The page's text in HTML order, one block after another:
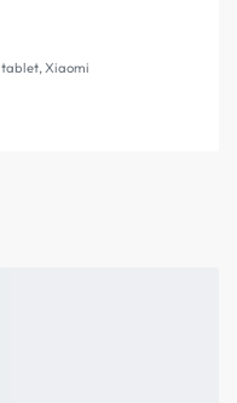
tablet,Xiaomi